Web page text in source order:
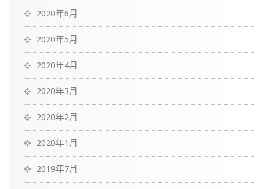
2020年6月
2020年5月
2020年4月
2020年3月
2020年2月
2020年1月
2019年7月